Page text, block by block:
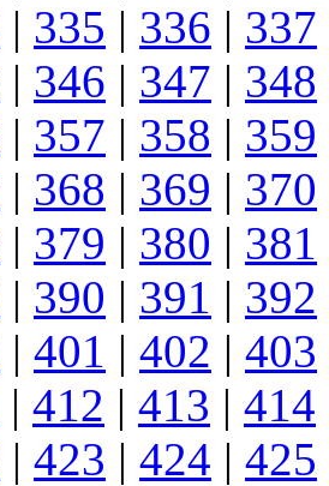
| 335 | 336 | 337
| 346 | 347 | 348
| 357 | 358 | 359
| 368 | 369 | 370
| 379 | 380 | 381
| 390 | 391 | 392
| 401 | 402 | 403
| 412 | 413 | 414
| 423 | 424 | 425